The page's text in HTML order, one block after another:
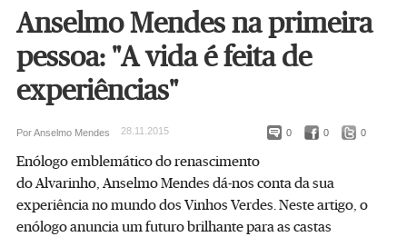
Anselmo Mendes na primeira
pessoa: "A vida é feita de
experiências"
0 0 0
Por Anselmo Mendes 28.11.2015
Enólogo emblemático do renascimento
do Alvarinho, Anselmo Mendes dá-nos conta da sua
experiência no mundo dos Vinhos Verdes. Neste artigo, o
enólogo anuncia um futuro brilhante para as castas